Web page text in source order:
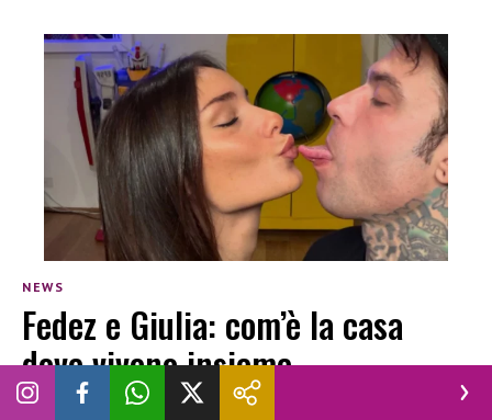
NEWS
Fedez e Giulia: com’è la casa
dove vivono insieme